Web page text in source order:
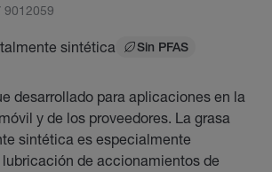
9012059
sintética Sin PFAS
desarrollado para aplicaciones en la
y de los proveedores. La grasa
sintética es especialmente
de accionamientos de